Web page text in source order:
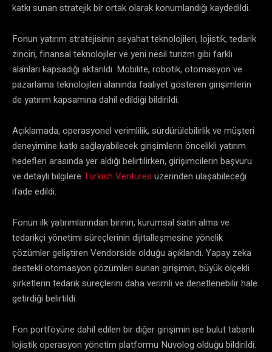
katkı sunan stratejik bir ortak olarak konumlandığı kaydedildi.
Fonun yatırım stratejisinin seyahat teknolojileri, lojistik, tedarik
zinciri, finansal teknolojiler ve yeni nesil turizm gibi farklı
alanları kapsadığı aktarıldı. Mobilite, robotik, otomasyon ve
pazarlama teknolojileri alanında faaliyet gösteren girişimlerin
de yatırım kapsamına dahil edildiği bildirildi.
Açıklamada, operasyonel verimlilik, sürdürülebilirlik ve müşteri
deneyimine katkı sağlayabilecek girişimlerin öncelikli yatırım
hedefleri arasında yer aldığı belirtilirken, girişimcilerin başvuru
ve detaylı bilgilere Turkish Ventures üzerinden ulaşabileceği
ifade edildi.
Fonun ilk yatırımlarından birinin, kurumsal satın alma ve
tedarikçi yönetimi süreçlerinin dijitalleşmesine yönelik
çözümler geliştiren Vendorside olduğu açıklandı. Yapay zeka
destekli otomasyon çözümleri sunan girişimin, büyük ölçekli
şirketlerin tedarik süreçlerini daha verimli ve denetlenebilir hale
getirdiği belirtildi.
Fon portföyüne dahil edilen bir diğer girişimin ise bulut tabanlı
lojistik operasyon yönetim platformu Nuvolog olduğu bildirildi.